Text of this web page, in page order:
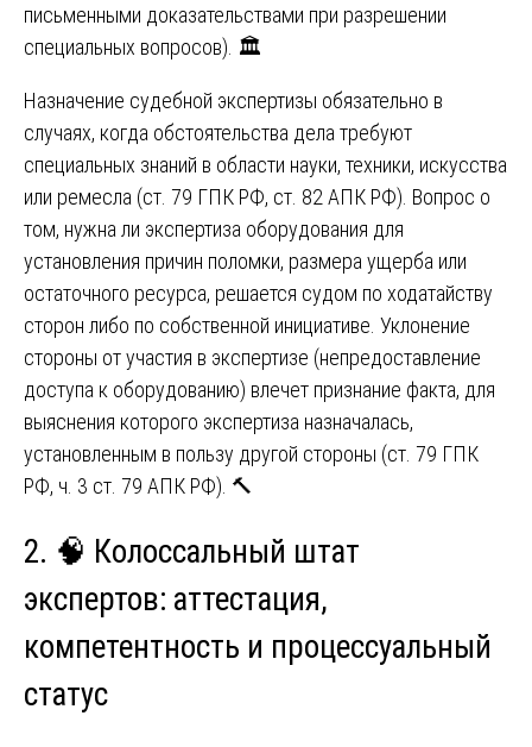
письменными доказательствами при разрешении
специальных вопросов). 🏛️
Назначение судебной экспертизы обязательно в
случаях, когда обстоятельства дела требуют
специальных знаний в области науки, техники, искусства
или ремесла (ст. 79 ГПК РФ, ст. 82 АПК РФ). Вопрос о
том, нужна ли экспертиза оборудования для
установления причин поломки, размера ущерба или
остаточного ресурса, решается судом по ходатайству
сторон либо по собственной инициативе. Уклонение
стороны от участия в экспертизе (непредоставление
доступа к оборудованию) влечет признание факта, для
выяснения которого экспертиза назначалась,
установленным в пользу другой стороны (ст. 79 ГПК
РФ, ч. 3 ст. 79 АПК РФ). 🔨
2. 🧠 Колоссальный штат
экспертов: аттестация,
компетентность и процессуальный
статус